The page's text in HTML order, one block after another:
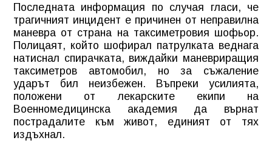
Последната информация по случая гласи, че
трагичният инцидент е причинен от неправилна
маневра от страна на таксиметровия шофьор.
Полицаят, който шофирал патрулката веднага
натиснал спирачката, виждайки маневриращия
таксиметров автомобил, но за съжаление
ударът бил неизбежен. Въпреки усилията,
положени от лекарските екипи на
Военномедицинска академия да върнат
пострадалите към живот, единият от тях
издъхнал.